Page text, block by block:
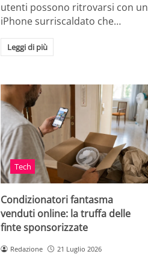
utenti possono ritrovarsi con un
iPhone surriscaldato che…
Leggi di più
Tech
Condizionatori fantasma
venduti online: la truffa delle
finte sponsorizzate
Redazione 21 Luglio 2026